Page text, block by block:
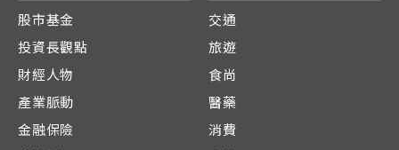
股市基金
投資長觀點
財經人物
產業脈動
金融保險
交通
旅遊
食尚
醫藥
消費